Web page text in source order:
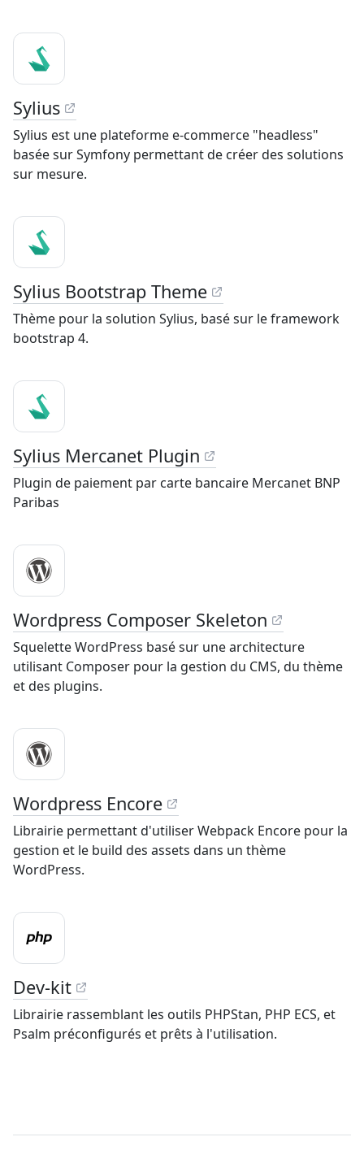
Sylius
Sylius est une plateforme e-commerce "headless"
basée sur Symfony permettant de créer des solutions
sur mesure.
Sylius Bootstrap Theme
Thème pour la solution Sylius, basé sur le framework
bootstrap 4.
Sylius Mercanet Plugin
Plugin de paiement par carte bancaire Mercanet BNP
Paribas
Wordpress Composer Skeleton
Squelette WordPress basé sur une architecture
utilisant Composer pour la gestion du CMS, du thème
et des plugins.
Wordpress Encore
Librairie permettant d'utiliser Webpack Encore pour la
gestion et le build des assets dans un thème
WordPress.
Dev-kit
Librairie rassemblant les outils PHPStan, PHP ECS, et
Psalm préconfigurés et prêts à l'utilisation.